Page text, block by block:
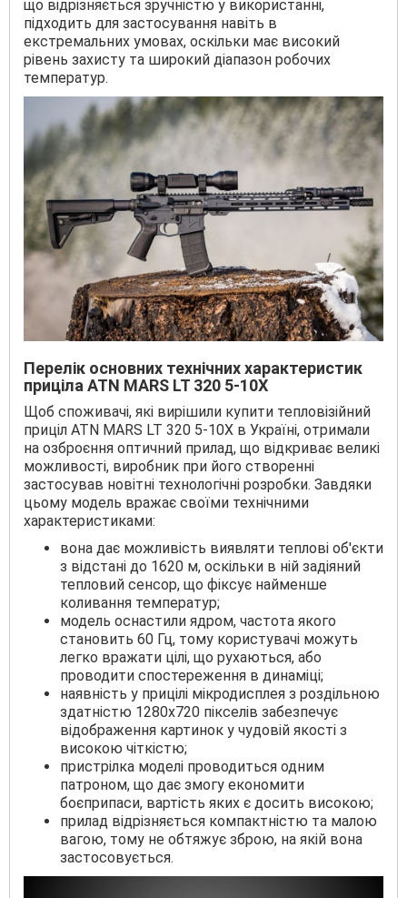
що відрізняється зручністю у використанні,
підходить для застосування навіть в
екстремальних умовах, оскільки має високий
рівень захисту та широкий діапазон робочих
температур.
Перелік основних технічних характеристик
приціла ATN MARS LT 320 5-10X
Щоб споживачі, які вирішили купити тепловізійний
приціл ATN MARS LT 320 5-10X в Україні, отримали
на озброєння оптичний прилад, що відкриває великі
можливості, виробник при його створенні
застосував новітні технологічні розробки. Завдяки
цьому модель вражає своїми технічними
характеристиками:
вона дає можливість виявляти теплові об'єкти
з відстані до 1620 м, оскільки в ній задіяний
тепловий сенсор, що фіксує найменше
коливання температур;
модель оснастили ядром, частота якого
становить 60 Гц, тому користувачі можуть
легко вражати цілі, що рухаються, або
проводити спостереження в динаміці;
наявність у прицілі мікродисплея з роздільною
здатністю 1280х720 пікселів забезпечує
відображення картинок у чудовій якості з
високою чіткістю;
пристрілка моделі проводиться одним
патроном, що дає змогу економити
боєприпаси, вартість яких є досить високою;
прилад відрізняється компактністю та малою
вагою, тому не обтяжує зброю, на якій вона
застосовується.